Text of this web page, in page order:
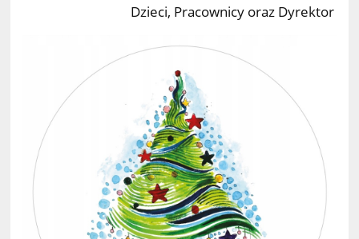
Dzieci, Pracownicy oraz Dyrektor